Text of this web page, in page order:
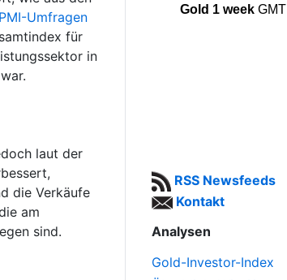
Umfragen
für
in
laut der
die Verkäufe
am
sind.
Gold 1 weekGMT
RSS Newsfeeds
Kontakt
Analysen
Gold-Investor-Index